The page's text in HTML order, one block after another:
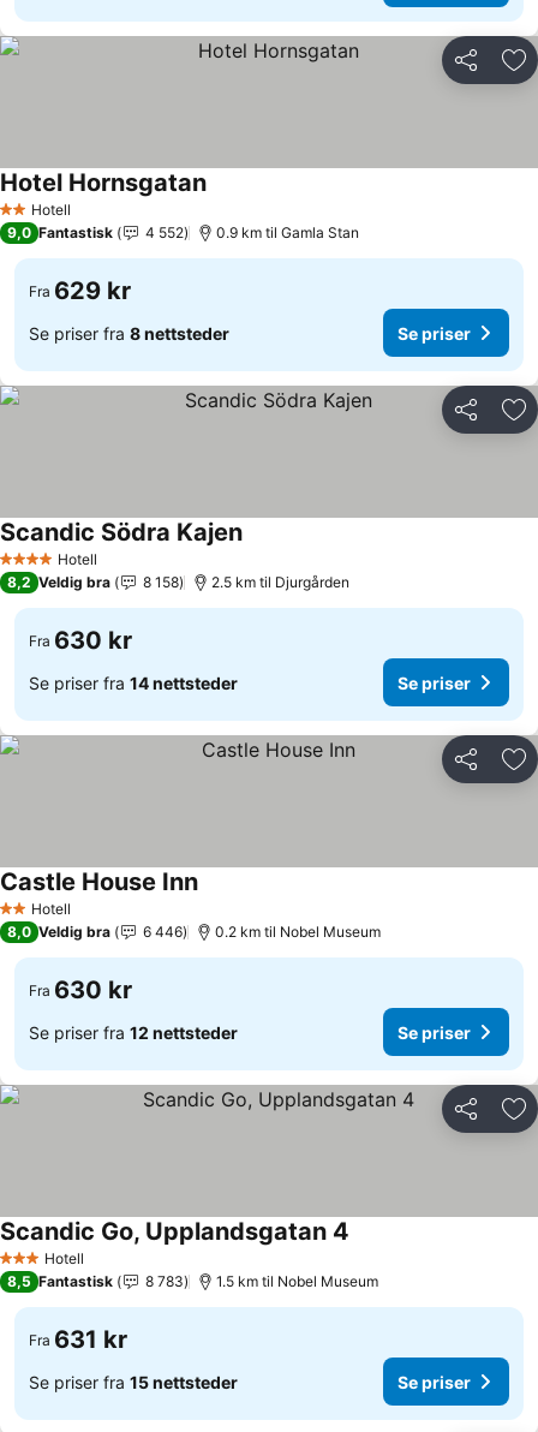
Del
2 Stjerner
Hotell
Hotel HornsgatanSe priser
9,0 Fantastisk 4 552 0.9 km til Gamla Stan
Fra 629 kr
Se priser fra 8 nettsteder Se priser
Del
4 StjernerHotell
Scandic Södra KajenSe priser
8,2 Veldig bra 8 158 2.5 km til Djurgården
Fra 630 kr
Se priser fra 14 nettsteder Se priser
Del
2 Stjerner
Hotell
Castle House InnSe priser
8,0 Veldig bra 6 446 0.2 km til Nobel Museum
Fra 630 kr
Se priser fra 12 nettsteder Se priser
Del
3 StjernerHotell
Scandic Go, Upplandsgatan 4
8,5 Fantastisk 8 783 1.5 km til Nobel Museum
Fra 631 kr
Se priser fra 15 nettsteder Se priser